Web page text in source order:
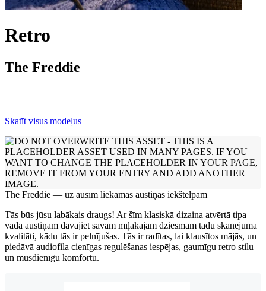
Retro
The Freddie
Skatīt visus modeļus
The Freddie — uz ausīm liekamās austiņas iekštelpām
Tās būs jūsu labākais draugs! Ar šīm klasiskā dizaina atvērtā tipa
vada austiņām dāvājiet savām mīļākajām dziesmām tādu skanējuma
kvalitāti, kādu tās ir pelnījušas. Tās ir radītas, lai klausītos mājās, un
piedāvā audiofila cienīgas regulēšanas iespējas, gaumīgu retro stilu
un mūsdienīgu komfortu.